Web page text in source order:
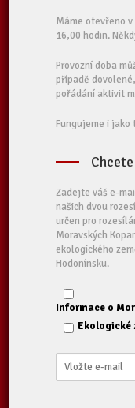
Máme otevřeno v
16,00 hodin.
Provozní doba
případě
pořádání aktivit
Fungujeme i jako
Zadejte váš e-
našich dvou
určen pro
Moravských
ekologického
Hodonínsku.
Informace o
Ekologické